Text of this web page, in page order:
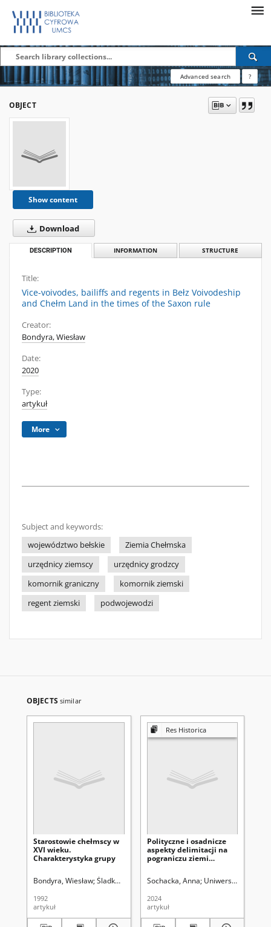
Advanced search ?
OBJECT
Show content
Download
DESCRIPTION INFORMATION STRUCTURE
Title:
Vice-voivodes, bailiffs and regents in Bełz Voivodeship
and Chełm Land in the times of the Saxon rule
Creator:
Bondyra, Wiesław
Date:
2020
Type:
artykuł
More
Subject and keywords:
województwo bełskie
Ziemia Chełmska
urzędnicy ziemscy
urzędnicy grodzcy
komornik graniczny
komornik ziemski
regent ziemski
podwojewodzi
OBJECTS similar
Starostowie chełmscy w
XVI wieku.
Charakterystyka grupy
Bondyra, Wiesław Śladkowski, Wiesław (1935-). Red.
1992
artykuł
Res Historica
Polityczne i osadnicze
aspekty delimitacji na
pograniczu ziemi
Sochacka, Anna Uniwersytet Marii
2024
artykuł